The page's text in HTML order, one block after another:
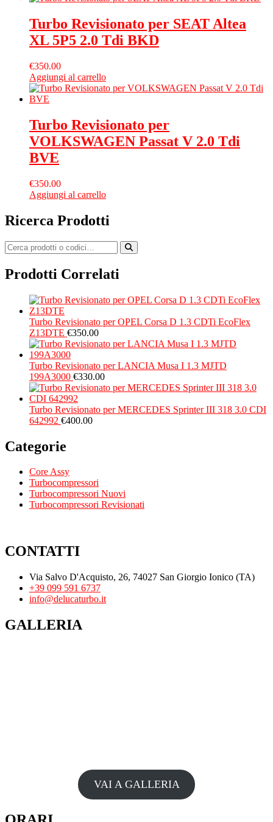
Turbo Revisionato per SEAT Altea
XL 5P5 2.0 Tdi BKD
€350.00
Aggiungi al carrello
Turbo Revisionato per
VOLKSWAGEN Passat V 2.0 Tdi
BVE
€350.00
Aggiungi al carrello
Ricerca Prodotti
Prodotti Correlati
Turbo Revisionato per OPEL Corsa D 1.3 CDTi EcoFlex
Z13DTE €350.00
Turbo Revisionato per LANCIA Musa I 1.3 MJTD
199A3000 €330.00
Turbo Revisionato per MERCEDES Sprinter III 318 3.0 CDI
642992 €400.00
Categorie
Core Assy
Turbocompressori
Turbocompressori Nuovi
Turbocompressori Revisionati
CONTATTI
Via Salvo D'Acquisto, 26, 74027 San Giorgio Ionico (TA)
+39 099 591 6737
info@delucaturbo.it
GALLERIA
VAI A GALLERIA